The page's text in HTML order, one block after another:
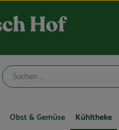
Obst & Gemüse Kühltheke